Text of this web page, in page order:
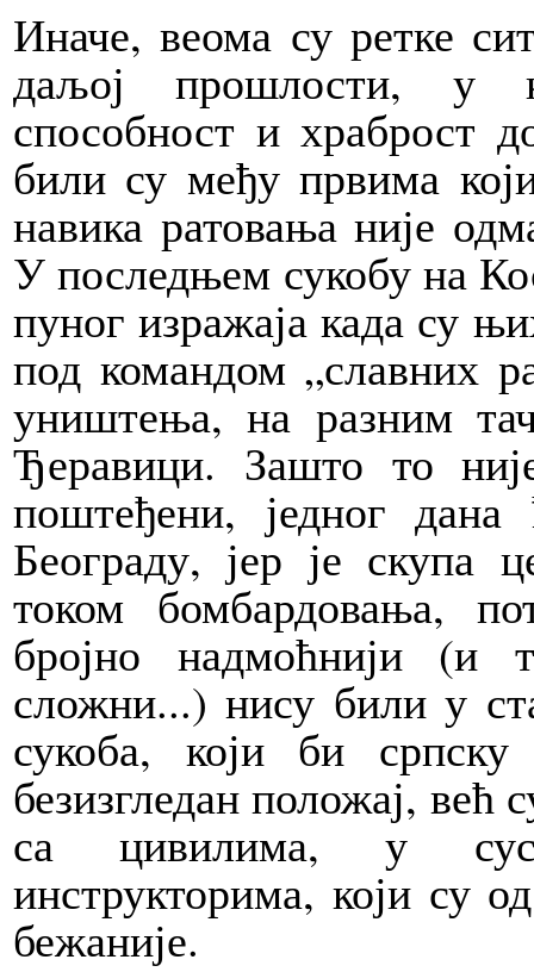
Иначе, веома су ретке
даљој прошлости, у
способност и храброст
били су међу првима
навика ратовања није
У последњем сукобу на
пуног изражаја када су
под командом „славних
уништења, на разним
Ђеравици. Зашто то
поштеђени, једног
Београду, јер је скупа
током бомбардовања,
бројно надмоћнији (и
сложни...) нису били у
сукоба, који би
безизгледан положај, већ
са цивилима, у
инструкторима, који су
бежаније.